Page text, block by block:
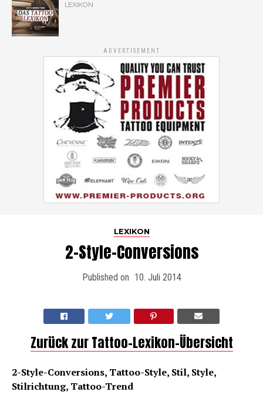
LEXIKON
ADVERTISEMENT
LEXIKON
2-Style-Conversions
Published on 10. Juli 2014
Zurück zur Tattoo-Lexikon-Übersicht
2-Style-Conversions, Tattoo-Style, Stil, Style,
Stilrichtung, Tattoo-Trend